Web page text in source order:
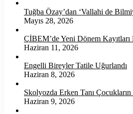
Tuğba Özay’dan ‘Vallahi de
Mayıs 28, 2026
ÇİBEM’de Yeni Dönem Kayıtları
Haziran 11, 2026
Engelli Bireyler Tatile Uğurlandı
Haziran 8, 2026
Skolyozda Erken Tanı
Haziran 9, 2026